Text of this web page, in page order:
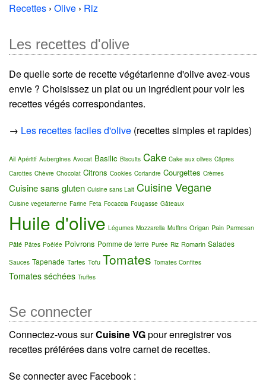
Recettes › Olive › Riz
Les recettes d'olive
De quelle sorte de recette végétarienne d'olive avez-vous
envie ? Choisissez un plat ou un ingrédient pour voir les
recettes végés correspondantes.
→ Les recettes faciles d'olive (recettes simples et rapides)
Ail Apéritif Aubergines Avocat Basilic Biscuits Cake Cake aux olives Câpres
Carottes Chèvre Chocolat Citrons Cookies Coriandre Courgettes Crèmes
Cuisine sans gluten Cuisine sans Lait Cuisine Vegane
Cuisine vegetarienne Farine Feta Focaccia Fougasse Gâteaux
Huile d'olive Légumes Mozzarella Muffins Origan Pain Parmesan
Pâté Pâtes Poêlée Poivrons Pomme de terre Purée Riz Romarin Salades
Sauces Tapenade Tartes Tofu Tomates Tomates Confites
Tomates séchées Truffes
Se connecter
Connectez-vous surCuisine VGpour enregistrer vos
recettes préférées dans votre carnet de recettes.
Se connecter avec Facebook :